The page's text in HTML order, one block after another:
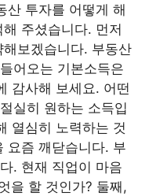
산 투자를 어떻게 해
주셨습니다. 먼저
보겠습니다. 부동산
어오는 기본소득은
감사해 보세요. 어떤
실히 원하는 소득입
열심히 노력하는 것
요즘 깨닫습니다. 부
. 현재 직업이 마음
을 할 것인가? 둘째,